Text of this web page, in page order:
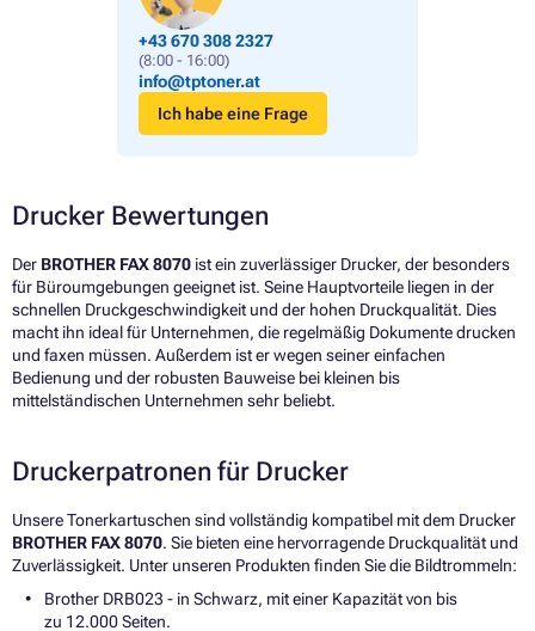
+43 670 308 2327
(8:00 - 16:00)
info@tptoner.at
Ich habe eine Frage
Drucker Bewertungen
Der BROTHER FAX 8070 ist ein zuverlässiger Drucker, der besonders
für Büroumgebungen geeignet ist. Seine Hauptvorteile liegen in der
schnellen Druckgeschwindigkeit und der hohen Druckqualität. Dies
macht ihn ideal für Unternehmen, die regelmäßig Dokumente drucken
und faxen müssen. Außerdem ist er wegen seiner einfachen
Bedienung und der robusten Bauweise bei kleinen bis
mittelständischen Unternehmen sehr beliebt.
Druckerpatronen für Drucker
Unsere Tonerkartuschen sind vollständig kompatibel mit dem Drucker
BROTHER FAX 8070. Sie bieten eine hervorragende Druckqualität und
Zuverlässigkeit. Unter unseren Produkten finden Sie die Bildtrommeln:
Brother DRB023 - in Schwarz, mit einer Kapazität von bis
zu 12.000 Seiten.